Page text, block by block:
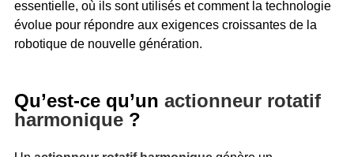
essentielle, où ils sont utilisés et comment la technologie
évolue pour répondre aux exigences croissantes de la
robotique de nouvelle génération.
Qu’est-ce qu’un actionneur rotatif
harmonique?